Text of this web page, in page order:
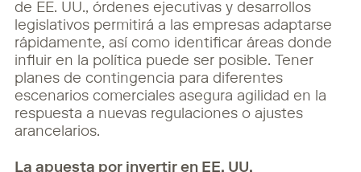
de EE. UU., órdenes ejecutivas y desarrollos
legislativos permitirá a las empresas adaptarse
rápidamente, así como identificar áreas donde
influir en la política puede ser posible. Tener
planes de contingencia para diferentes
escenarios comerciales asegura agilidad en la
respuesta a nuevas regulaciones o ajustes
arancelarios.
La apuesta por invertir en EE. UU.